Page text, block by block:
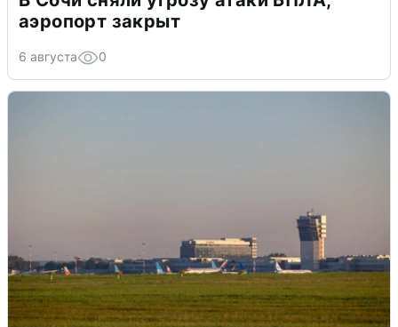
аэропорт закрыт
6 августа 0